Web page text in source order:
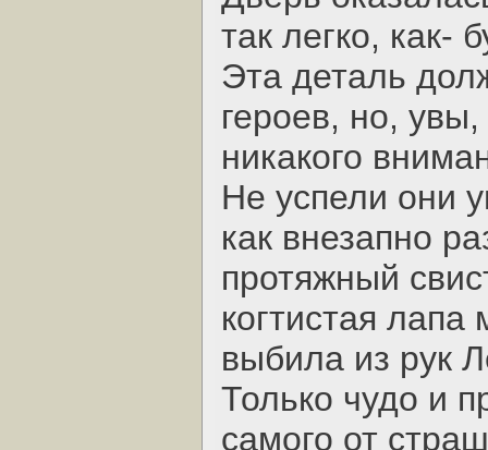
так легко, как-
Эта деталь
героев, но,
никакого
Не успели они
как внезапно
протяжный
когтистая
выбила из рук
Только чудо и
самого от